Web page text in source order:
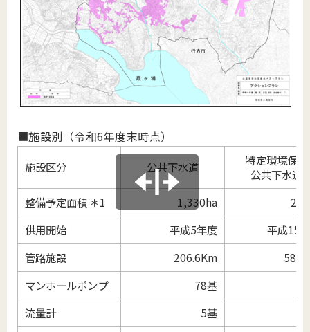
■施設別（令和6年度末時点）
施設区分 公共下水道
特定環境保全
公共下水道
整備予定面積 ＊1
1,330ha
供用開始
平成5年度
平成15
管路施設
206.6Km
マンホールポンプ
78基
流量計
5基